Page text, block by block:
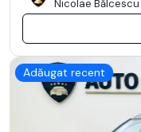
Nicolae
Adăugat recent